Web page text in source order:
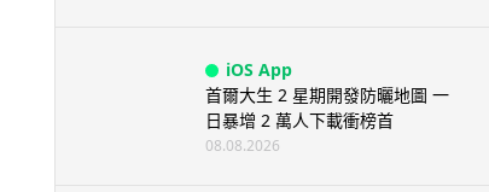
iOS App
首爾大生 2 星期開發防曬地圖 一
日暴增 2 萬人下載衝榜首
08.08.2026